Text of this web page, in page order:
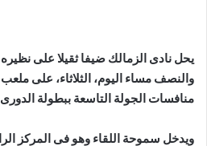
يحل نادى الزمالك ضيفا ثقيلا على
والنصف مساء اليوم، الثلاثاء، على
منافسات الجولة التاسعة ببطولة